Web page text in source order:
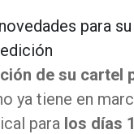
para
edición
de su cartel
ya tiene en
para los días